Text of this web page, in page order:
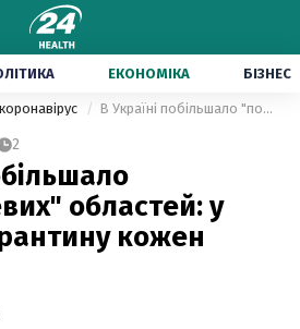
ЕКОНОМІКА БІЗНЕС
В Україні побільшало "помаранчевих" областей: у якій зоні карантину кожен регіон
2
областей: у
кожен